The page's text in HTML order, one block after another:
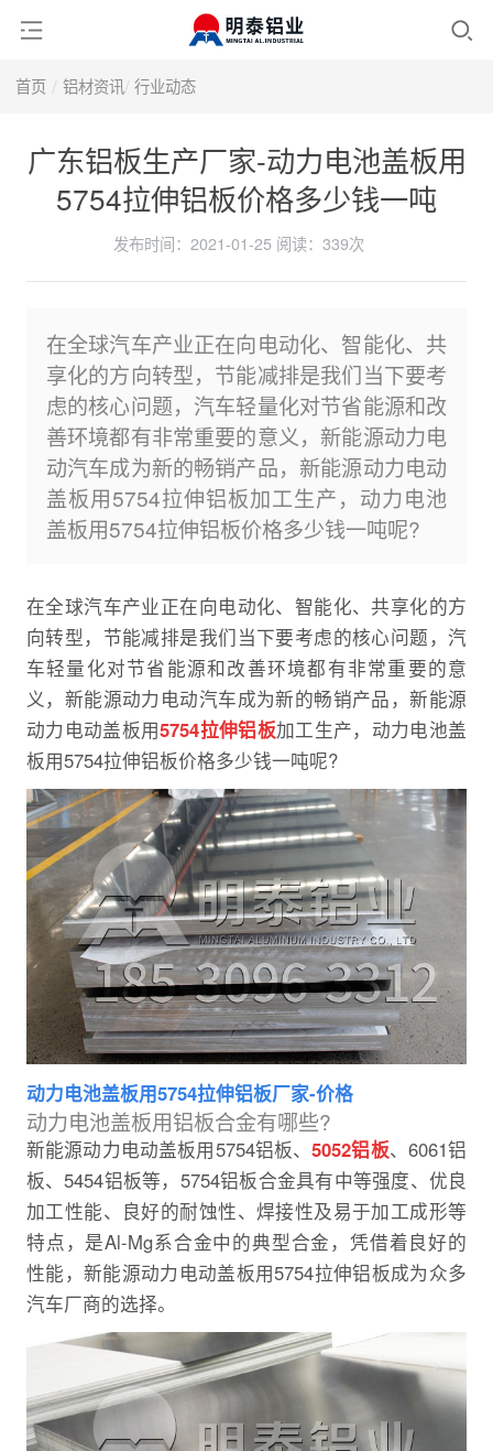
首页 铝材资讯 行业动态
广东铝板生产厂家-动力电池盖板用
5754拉伸铝板价格多少钱一吨
发布时间：2021-01-25阅读： 339次
在全球汽车产业正在向电动化、智能化、共
享化的方向转型，节能减排是我们当下要考
虑的核心问题，汽车轻量化对节省能源和改
善环境都有非常重要的意义，新能源动力电
动汽车成为新的畅销产品，新能源动力电动
盖板用5754拉伸铝板加工生产，动力电池
盖板用5754拉伸铝板价格多少钱一吨呢?
在全球汽车产业正在向电动化、智能化、共享化的方
向转型，节能减排是我们当下要考虑的核心问题，汽
车轻量化对节省能源和改善环境都有非常重要的意
义，新能源动力电动汽车成为新的畅销产品，新能源
动力电动盖板用5754拉伸铝板加工生产，动力电池盖
板用5754拉伸铝板价格多少钱一吨呢?
动力电池盖板用5754拉伸铝板厂家-价格
动力电池盖板用铝板合金有哪些?
新能源动力电动盖板用5754铝板、5052铝板、6061铝
板、5454铝板等，5754铝板合金具有中等强度、优良
加工性能、良好的耐蚀性、焊接性及易于加工成形等
特点，是Al-Mg系合金中的典型合金，凭借着良好的
性能，新能源动力电动盖板用5754拉伸铝板成为众多
汽车厂商的选择。